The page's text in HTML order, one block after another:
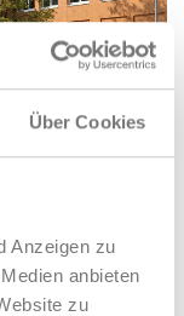
Über Cookies
Anzeigen zu
anbieten
zu